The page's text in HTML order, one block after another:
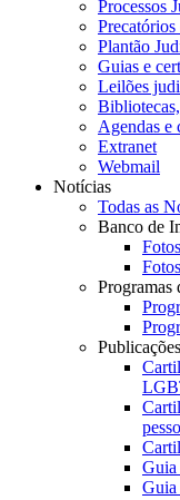
Processos
Plantão
Guias e
Leilões
Agendas e
Extranet
Webmail
Notícias
Todas as
Banco de
Programas
Guia
Guia